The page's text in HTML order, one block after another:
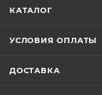
КАТАЛОГ
УСЛОВИЯ ОПЛАТЫ
ДОСТАВКА